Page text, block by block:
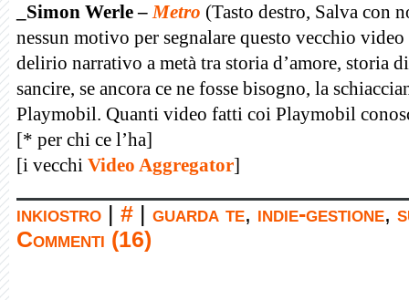
_Simon Werle –Metro (Tasto destro, Salva con
nessun motivo per segnalare questo vecchio
delirio narrativo a metà tra storia d’amore, storia
sancire, se ancora ce ne fosse bisogno, la
Playmobil. Quanti video fatti coi Playmobil
[* per chi ce l’ha]
[i vecchi Video Aggregator]
inkiostro # guarda te, indie-gestione,
Commenti (16)